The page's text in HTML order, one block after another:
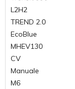
L2H2
TREND 2.0
EcoBlue
MHEV130
CV
Manuale
M6